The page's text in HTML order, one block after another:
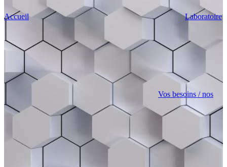
Accueil Laboratoire
Vos besoins / nos